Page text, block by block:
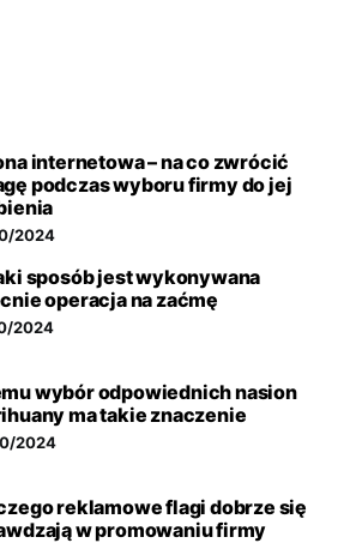
internetowa – na co zwrócić
podczas wyboru firmy do jej
2024
sposób jest wykonywana
operacja na zaćmę
2024
wybór odpowiednich nasion
ma takie znaczenie
2024
reklamowe flagi dobrze się
w promowaniu firmy